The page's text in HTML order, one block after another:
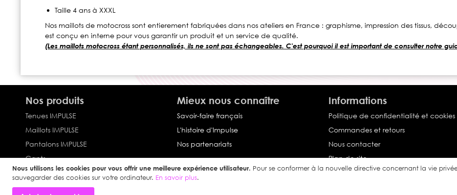
Nous utilisons les cookies pour vous offrir une meilleure expérience utilisateur. Pour se conformer à la nouvelle directive concernant la vie
sauvegarder des cookies sur votre ordinateur. En savoir plus.
Taille 4 ans à XXXL
Nos maillots de motocross sont entierement fabriquées dans nos ateliers en France : graphisme, impression des tissus,
est conçu en interne pour vous garantir un produit et un service de qualité.
(Les maillots motocross étant personnalisés, ils ne sont pas échangeables. C'est pourquoi il est important de consulter notre
Nos produits
Tenues IMPULSE
Maillots IMPULSE
Pantalons IMPULSE
Gants
Collection Impulse
Mieux nous connaître
Savoir-faire français
L'histoire d'Impulse
Nos partenariats
Informations
Politique de confidentialité et cookies
Commandes et retours
Nous contacter
Plan de site
Conditions générales de vente